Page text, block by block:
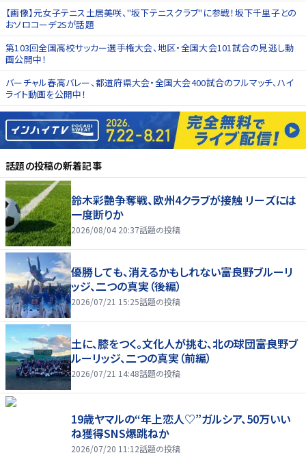
【画像】元女子テニス土居美咲、"坂下テニスクラブ"に参戦！坂下千里子との
おソロコーデ2Sが話題
第103回全国高校サッカー選手権大会、地区・全国大会101試合の見逃し動
画公開中！
バーチャル春高バレー、都道府県大会・全国大会400試合のフルマッチ、ハイ
ライト動画を公開中！
話題の投稿の新着記事
鈴木彩艶争奪戦、欧州4クラブが接触 リーズには
一度断りか
2026/08/04 20:37話題の投稿
優勝しても、消えるかもしれない――富良野ブルーリ
ッジ、二つの真実（後編）
2026/07/21 15:25話題の投稿
土に、膝をつく。文化人が挑む、北の球団――富良野ブ
ルーリッジ、二つの真実（前編）
2026/07/21 14:48話題の投稿
19歳ヤマルの“年上恋人♡”ガルシア、50万いい
ね獲得SNS爆跳ねか
2026/07/20 11:12話題の投稿